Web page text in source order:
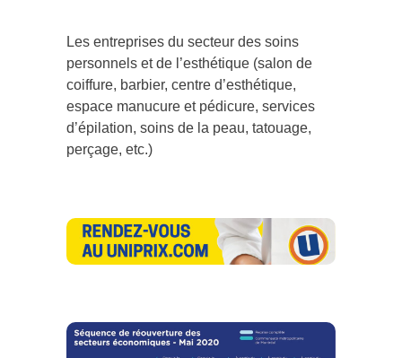
Les entreprises du secteur des soins
personnels et de l’esthétique (salon de
coiffure, barbier, centre d’esthétique,
espace manucure et pédicure, services
d’épilation, soins de la peau, tatouage,
perçage, etc.)